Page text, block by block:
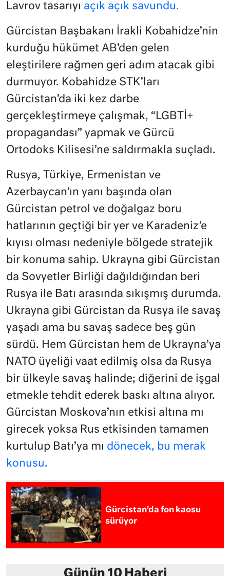
Lavrov tasarıyı açık açık savundu.
Gürcistan Başbakanı İrakli Kobahidze’nin
kurduğu hükümet AB’den gelen
eleştirilere rağmen geri adım atacak gibi
durmuyor. Kobahidze STK’ları
Gürcistan’da iki kez darbe
gerçekleştirmeye çalışmak, “LGBTİ+
propagandası” yapmak ve Gürcü
Ortodoks Kilisesi’ne saldırmakla suçladı.
Rusya, Türkiye, Ermenistan ve
Azerbaycan’ın yanı başında olan
Gürcistan petrol ve doğalgaz boru
hatlarının geçtiği bir yer ve Karadeniz’e
kıyısı olması nedeniyle bölgede stratejik
bir konuma sahip. Ukrayna gibi Gürcistan
da Sovyetler Birliği dağıldığından beri
Rusya ile Batı arasında sıkışmış durumda.
Ukrayna gibi Gürcistan da Rusya ile savaş
yaşadı ama bu savaş sadece beş gün
sürdü. Hem Gürcistan hem de Ukrayna’ya
NATO üyeliği vaat edilmiş olsa da Rusya
bir ülkeyle savaş halinde; diğerini de işgal
etmekle tehdit ederek baskı altına alıyor.
Gürcistan Moskova’nın etkisi altına mı
girecek yoksa Rus etkisinden tamamen
kurtulup Batı’ya mı dönecek, bu merak
konusu.
Gürcistan’da fon kaosu
sürüyor